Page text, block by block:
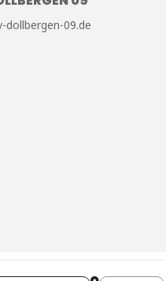
dollbergen-09.de